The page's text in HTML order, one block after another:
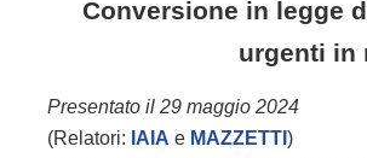
Conversione in legge
urgenti in
Presentato il 29 maggio 2024
(Relatori: IAIA e MAZZETTI)